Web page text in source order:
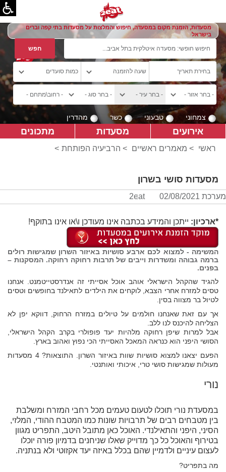
מסעדות, הזמנת מקום במסעדה, חיפוש והמלצות על מסעדות בתי קפה וברים
בישראל
צמחוני טבעוני כשר מהדרין
אירועים מסעדות מתכונים
ראשי > מאמרים ראשיים > הרביעיה הפותחת >
מסעדות סושי בשרון
מערכת 2eat 02/08/2021
*ארכיון: ייתכן והמידע בכתבה אינו מעודכן ו\או אינו בתוקף!
המשימה - למצוא לכם ארבע סושיות באיזור השרון שמגישות רולים
ברמה גבוהה ומשדרות וייבים של תרבות רחוקה רחוקה. המסקנות –
בפנים.
להגיד שהקהל הישראלי אוהב אוכל אסייתי זה אנדרסטייטמנט. אנחנו
טסים למזרח אחרי הצבא, לוקחים את הילדים לתאילנד בחופשים וטסים
לטיול בר מצווה בסין.
אך עם זאת שאנחנו חולמים על טיולים במזרח הרחוק, דווקא יפן לא
הצליחה להיכנס לנו ללב.
אבל למרות שיפן רחוקה מלהיות יעד פופולרי בקרב הקהל הישראלי,
הסושי היפני הוא כנראה המאכל האסייתי הכי נפוץ ואהוב בארץ.
הפעם יצאנו למצוא סושיות שוות באיזור השרון. התוצאות? 4 מסעדות
מעולות שמגישות סושי טרי, איכותי ואותנטי.
נורי
במסעדת נורי תוכלו לטעום טעמים מכל רחבי המזרח ומשלבת
בין מטבחים רבים של תרבויות שונות כמו המטבח ההודי, המלזי,
הסיני, היפני והתאילנדי. האוכל כאן מתובל היטב, התפריט מגוון
בטירוף והאוכל כל כך מדוייק שאלו שניחנים בדמיון פורה יוכלו
לעצום עיניים ולדמיין שהם בכלל באיזה יעד אקזוטי ולא בנתניה.
מה בתפריט?